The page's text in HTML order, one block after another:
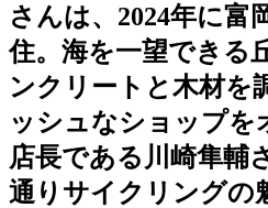
さんは、2024年に富
住。海を一望できる
ンクリートと木材を
ッシュなショップを
店長である川崎隼輔
通りサイクリングの